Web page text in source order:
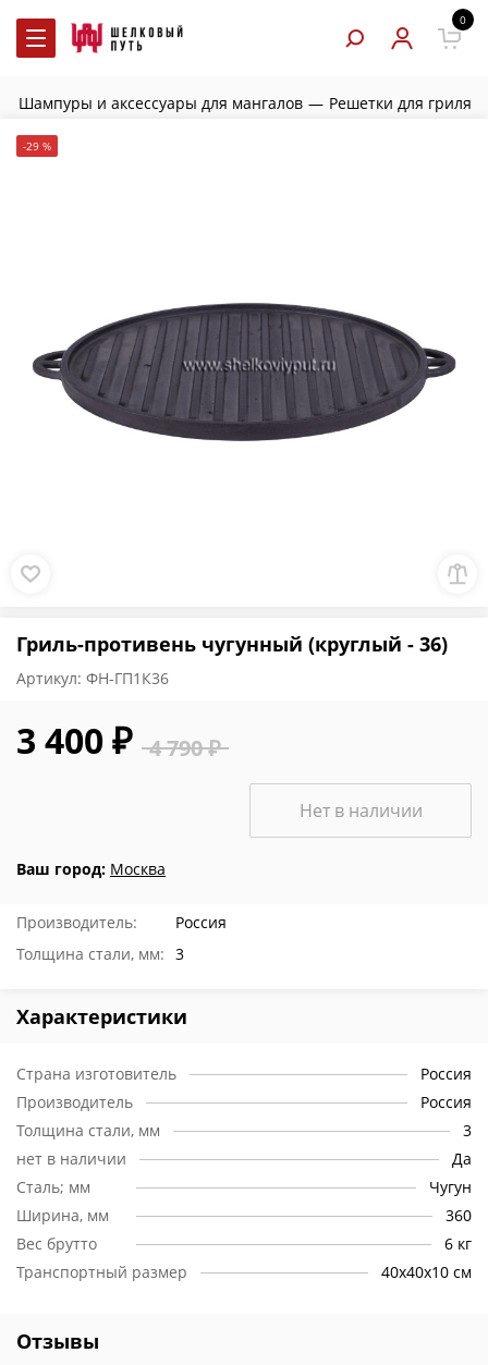
0
Шампуры и аксессуары для мангалов — Решетки для гриля
-29 %
Гриль-противень чугунный (круглый - 36)
Артикул: ФН-ГП1К36
4 790 ₽
3 400 ₽
Ваш город: Москва
Нет в наличии
Производитель:
Россия
Толщина стали, мм: 3
Характеристики
Страна изготовитель
Россия
Производитель
Россия
Толщина стали, мм
3
нет в наличии
Да
Сталь; мм
Чугун
Ширина, мм
360
Вес брутто
6 кг
Транспортный размер
40х40х10 см
Отзывы